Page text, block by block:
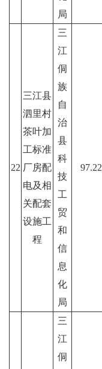
局
22
三江县
泗里村
茶叶加
工标准
厂房配
电及相
关配套
设施工
程
三
江
侗
族
自
治
县
科
技
工
贸
和
信
息
化
局
97.22
三
江
侗